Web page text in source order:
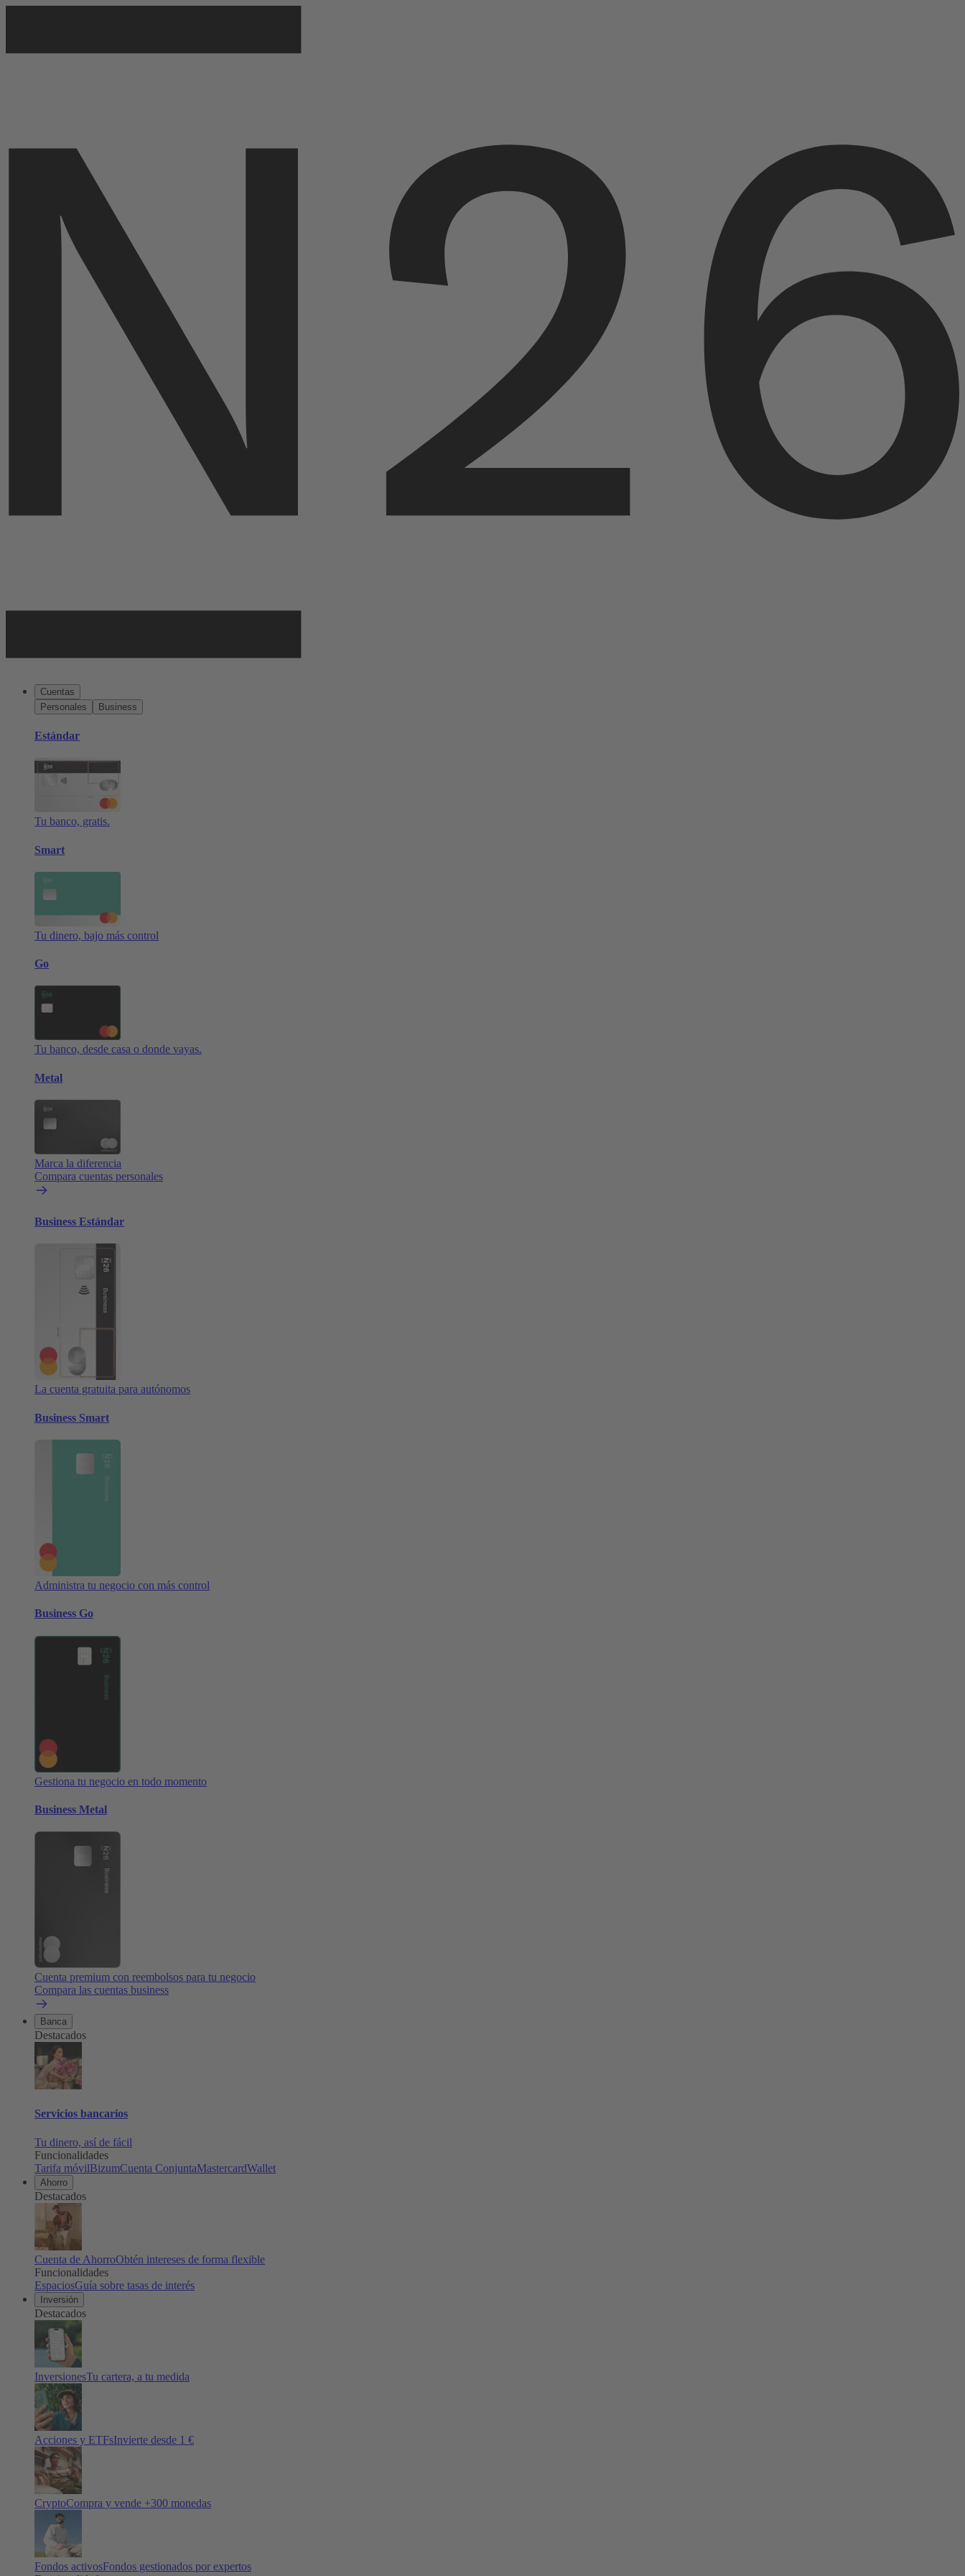
Cuentas
Personales
Business
Estándar
Tu banco, gratis.
Smart
Tu dinero, bajo más control
Go
Tu banco, desde casa o donde vayas.
Metal
Marca la diferencia
Compara cuentas personales
Business Estándar
La cuenta gratuita para autónomos
Business Smart
Administra tu negocio con más control
Business Go
Gestiona tu negocio en todo momento
Business Metal
Cuenta premium con reembolsos para tu negocio
Compara las cuentas business
Banca
Destacados
Servicios bancarios
Tu dinero, así de fácil
Funcionalidades
Tarifa móvilBizumCuenta ConjuntaMastercardWallet
Ahorro
Destacados
Cuenta de AhorroObtén intereses de forma flexible
Funcionalidades
EspaciosGuía sobre tasas de interés
Inversión
Destacados
InversionesTu cartera, a tu medida
Acciones y ETFsInvierte desde 1 €
CryptoCompra y vende +300 monedas
Fondos activosFondos gestionados por expertos